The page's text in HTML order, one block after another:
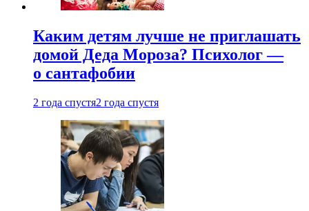
Каким детям лучше не приглашать
домой Деда Мороза? Психолог —
о сантафобии
2 года спустя2 года спустя